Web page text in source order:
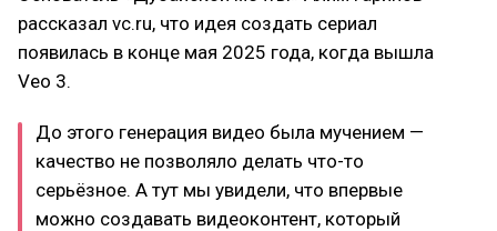
рассказал vc.ru, что идея создать сериал
появилась в конце мая 2025 года, когда вышла
Veo 3.
До этого генерация видео была мучением —
качество не позволяло делать что-то
серьёзное. А тут мы увидели, что впервые
можно создавать видеоконтент, который